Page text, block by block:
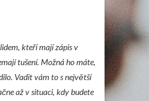
kteří mají zápis v
tušení. Možná ho máte,
Vadit vám to s největší
až v situaci, kdy budete